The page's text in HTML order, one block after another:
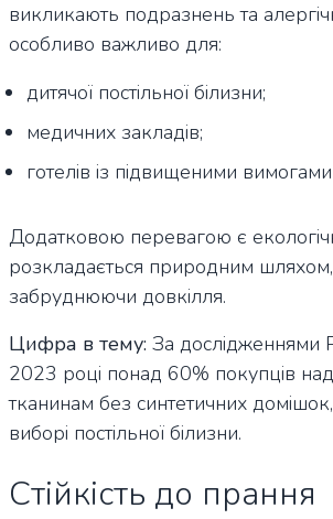
викликають подразнень та
особливо важливо для:
дитячої постільної білизни;
медичних закладів;
готелів із підвищеними вимогами
Додатковою перевагою є
розкладається природним
забруднюючи довкілля.
Цифра в тему: За дослідженнями
2023 році понад 60% покупців
тканинам без синтетичних
виборі постільної білизни.
Стійкість до прання